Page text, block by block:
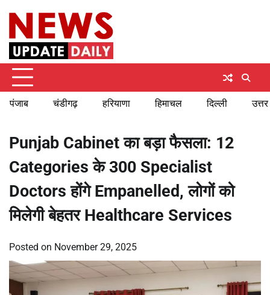
content
पंजाब चंडीगढ़ हरियाणा हिमाचल दिल्ली
Punjab Cabinet का बड़ा फैसला: 12
Categories के 300 Specialist
Doctors होंगे Empanelled, लोगों को
मिलेगी बेहतर Healthcare Services
Posted on November 29, 2025